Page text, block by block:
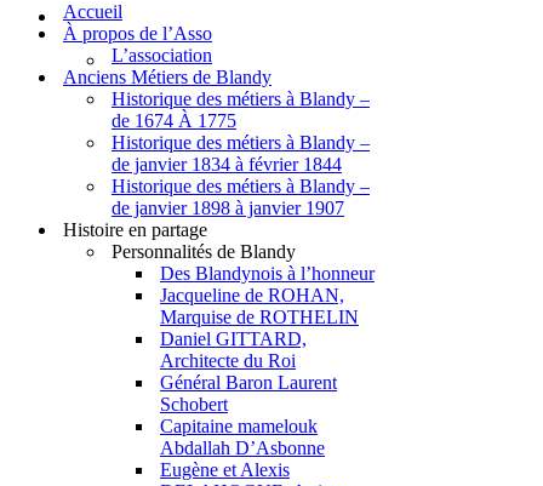
Accueil
À propos de l’Asso
L’association
Anciens Métiers de Blandy
Historique des métiers à Blandy –
de 1674 À 1775
Historique des métiers à Blandy –
de janvier 1834 à février 1844
Historique des métiers à Blandy –
de janvier 1898 à janvier 1907
Histoire en partage
Personnalités de Blandy
Des Blandynois à l’honneur
Jacqueline de ROHAN,
Marquise de ROTHELIN
Daniel GITTARD,
Architecte du Roi
Général Baron Laurent
Schobert
Capitaine mamelouk
Abdallah D’Asbonne
Eugène et Alexis